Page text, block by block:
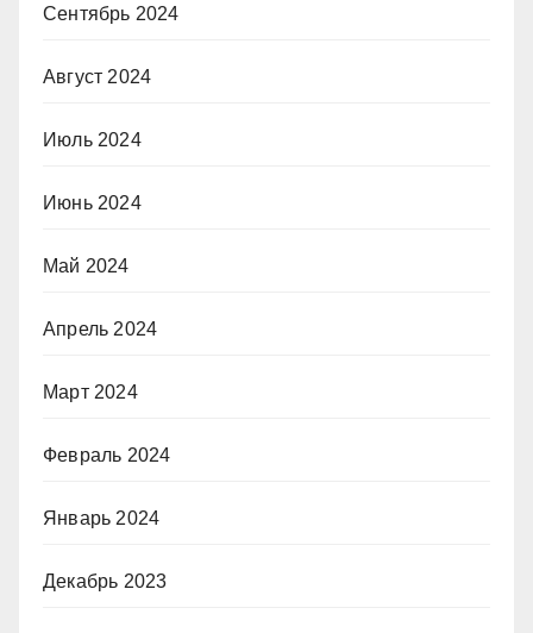
Сентябрь 2024
Август 2024
Июль 2024
Июнь 2024
Май 2024
Апрель 2024
Март 2024
Февраль 2024
Январь 2024
Декабрь 2023